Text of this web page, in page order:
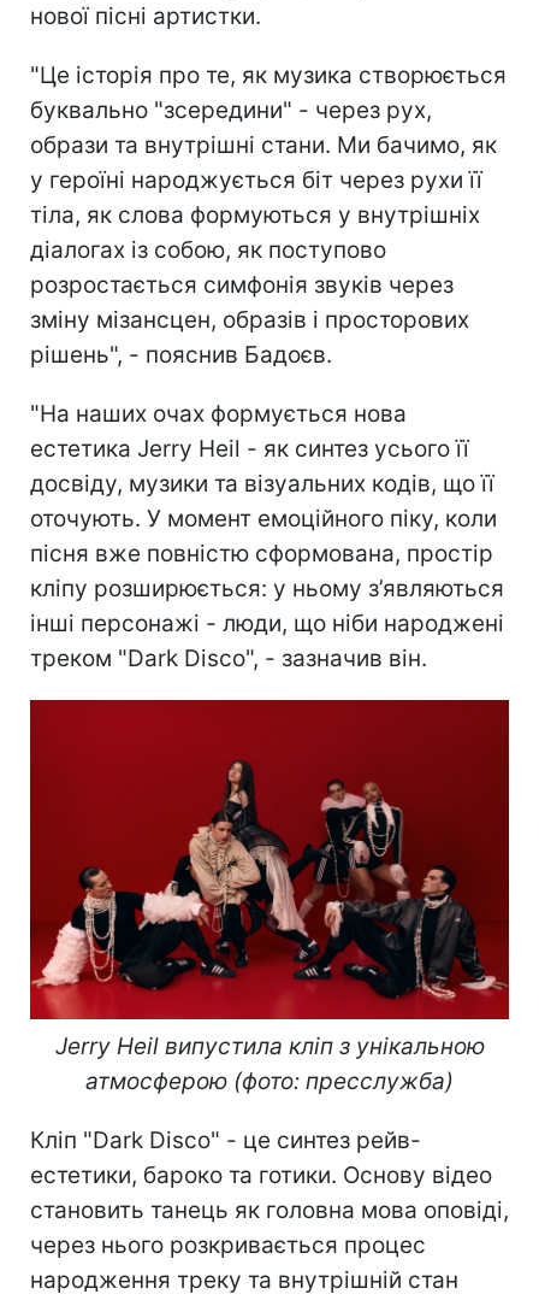
нової пісні артистки.
"Це історія про те, як музика створюється
буквально "зсередини" - через рух,
образи та внутрішні стани. Ми бачимо, як
у героїні народжується біт через рухи її
тіла, як слова формуються у внутрішніх
діалогах із собою, як поступово
розростається симфонія звуків через
зміну мізансцен, образів і просторових
рішень", - пояснив Бадоєв.
"На наших очах формується нова
естетика Jerry Heil - як синтез усього її
досвіду, музики та візуальних кодів, що її
оточують. У момент емоційного піку, коли
пісня вже повністю сформована, простір
кліпу розширюється: у ньому з’являються
інші персонажі - люди, що ніби народжені
треком "Dark Disco", - зазначив він.
Jerry Heil випустила кліп з унікальною
атмосферою (фото: пресслужба)
Кліп "Dark Disco" - це синтез рейв-
естетики, бароко та готики. Основу відео
становить танець як головна мова оповіді,
через нього розкривається процес
народження треку та внутрішній стан